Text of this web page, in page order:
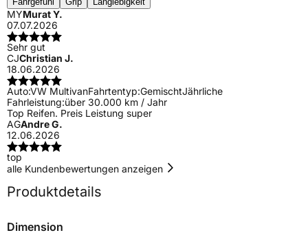
MYMurat Y.
07.07.2026
Sehr gut
CJChristian J.
18.06.2026
Auto:VW MultivanFahrtentyp:GemischtJährliche
Fahrleistung:über 30.000 km / Jahr
Top Reifen. Preis Leistung super
AGAndre G.
12.06.2026
top
alle Kundenbewertungen anzeigen
Produktdetails
Dimension